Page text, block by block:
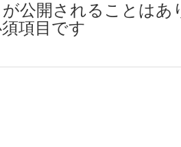
公開されることはあ
項目です